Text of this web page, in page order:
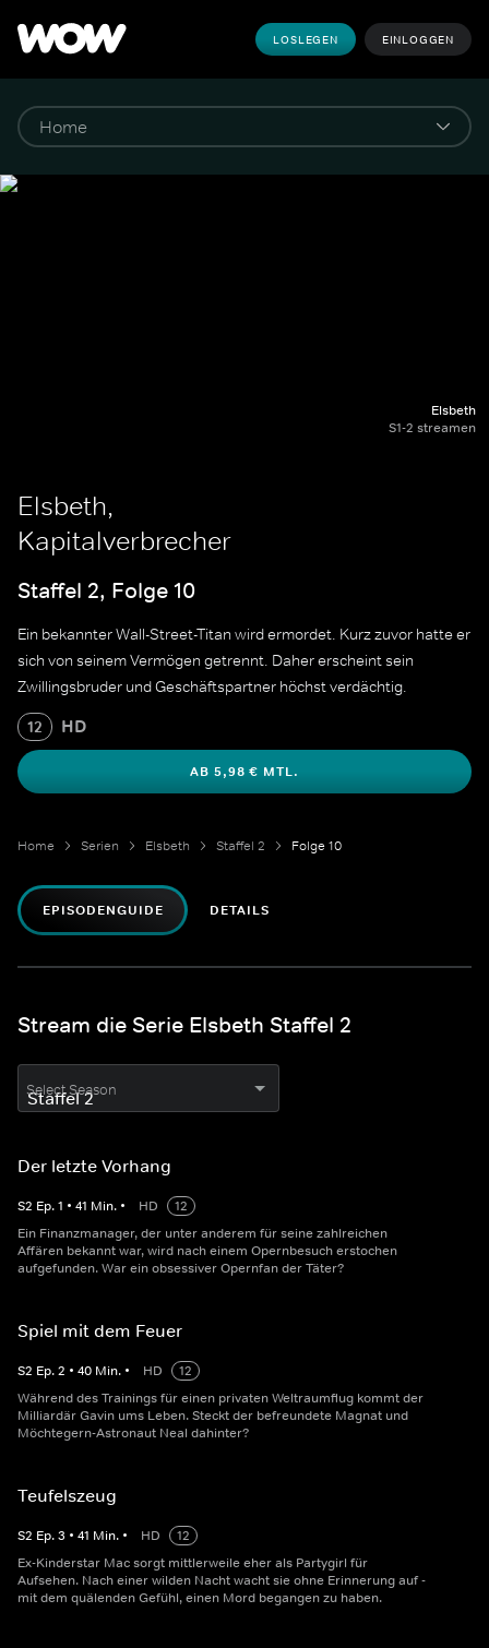
LOSLEGEN EINLOGGEN
Elsbeth
S1-2 streamen
Elsbeth,
Kapitalverbrecher
Staffel 2, Folge 10
Ein bekannter Wall-Street-Titan wird ermordet. Kurz zuvor hatte er
sich von seinem Vermögen getrennt. Daher erscheint sein
Zwillingsbruder und Geschäftspartner höchst verdächtig.
12 HD
AB 5,98 € MTL.
Home Serien Elsbeth Staffel 2 Folge 10
EPISODENGUIDE DETAILS
Stream die Serie Elsbeth Staffel 2
Select Season
Der letzte Vorhang
S2 Ep.1 • 41 Min. • HD
12
Ein Finanzmanager, der unter anderem für seine zahlreichen
Affären bekannt war, wird nach einem Opernbesuch erstochen
aufgefunden. War ein obsessiver Opernfan der Täter?
Spiel mit dem Feuer
S2 Ep.2 • 40 Min. • HD
12
Während des Trainings für einen privaten Weltraumflug kommt der
Milliardär Gavin ums Leben. Steckt der befreundete Magnat und
Möchtegern-Astronaut Neal dahinter?
Teufelszeug
S2 Ep.3 • 41 Min. • HD
12
Ex-Kinderstar Mac sorgt mittlerweile eher als Partygirl für
Aufsehen. Nach einer wilden Nacht wacht sie ohne Erinnerung auf -
mit dem quälenden Gefühl, einen Mord begangen zu haben.